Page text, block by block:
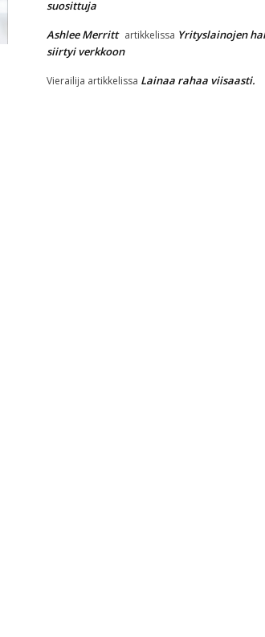
suosittuja
Ashlee Merritt artikkelissa Yrityslainojen
siirtyi verkkoon
Vierailija artikkelissa Lainaa rahaa viisaasti.